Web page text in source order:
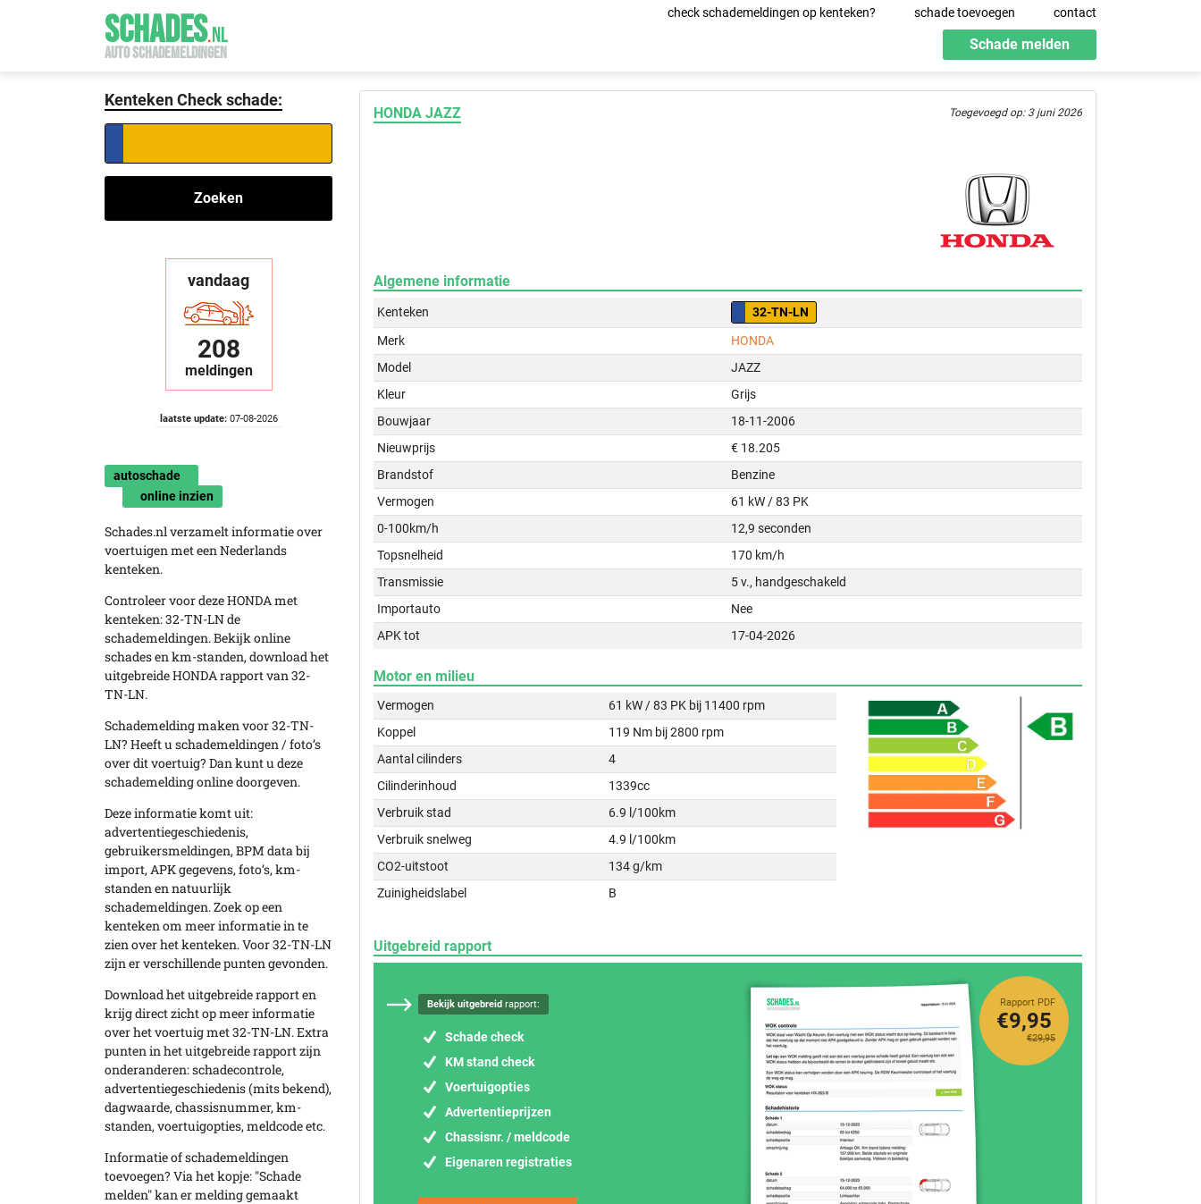
SCHADES.NL
AUTO SCHADEMELDINGEN
check schademeldingen op kenteken? schade toevoegen contact
Schade melden
Kenteken Check schade:
Zoeken
vandaag
208
meldingen
laatste update:07-08-2026
autoschade
online inzien
Schades.nl verzamelt informatie over
voertuigen met een Nederlands
kenteken.
Controleer voor deze HONDA met
kenteken: 32-TN-LN de
schademeldingen. Bekijk online
schades en km-standen, download het
uitgebreide HONDA rapport van 32-
TN-LN.
Schademelding maken voor 32-TN-
LN? Heeft u schademeldingen / foto’s
over dit voertuig? Dan kunt u deze
schademelding online doorgeven.
Deze informatie komt uit:
advertentiegeschiedenis,
gebruikersmeldingen, BPM data bij
import, APK gegevens, foto’s, km-
standen en natuurlijk
schademeldingen. Zoek op een
kenteken om meer informatie in te
zien over het kenteken. Voor 32-TN-LN
zijn er verschillende punten gevonden.
Download het uitgebreide rapport en
krijg direct zicht op meer informatie
over het voertuig met 32-TN-LN. Extra
punten in het uitgebreide rapport zijn
onderanderen: schadecontrole,
advertentiegeschiedenis (mits bekend),
dagwaarde, chassisnummer, km-
standen, voertuigopties, meldcode etc.
Informatie of schademeldingen
toevoegen? Via het kopje: "Schade
melden" kan er melding gemaakt
HONDA JAZZ Toegevoegd op: 3 juni 2026
Algemene informatie
Kenteken
32-TN-LN
Merk
HONDA
Model
JAZZ
Kleur
Grijs
Bouwjaar
18-11-2006
Nieuwprijs
€ 18.205
Brandstof
Benzine
Vermogen
61 kW / 83 PK
0-100km/h
12,9 seconden
Topsnelheid
170 km/h
Transmissie
5 v., handgeschakeld
Importauto
Nee
APK tot
17-04-2026
Motor en milieu
Vermogen
61 kW / 83 PK bij 11400 rpm
Koppel
119 Nm bij 2800 rpm
Aantal cilinders
4
Cilinderinhoud
1339cc
Verbruik stad
6.9 l/100km
Verbruik snelweg
4.9 l/100km
CO2-uitstoot
134 g/km
Zuinigheidslabel
B
Uitgebreid rapport
Bekijk uitgebreid rapport:
Schade check
KM stand check
Voertuigopties
Advertentieprijzen
Chassisnr. / meldcode
Eigenaren registraties
Rapport PDF
€29,95
€9,95